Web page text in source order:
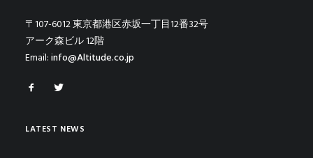
〒107-6012 東京都港区赤坂一丁目12番32号
アーク森ビル 12階
Email:info@Altitude.co.jp
LATEST NEWS